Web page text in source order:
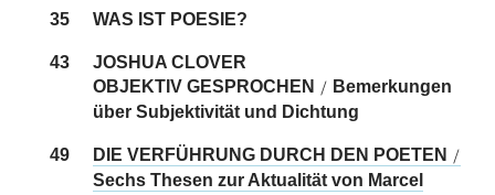
35 WAS IST POESIE?
43
JOSHUA CLOVER
OBJEKTIV GESPROCHEN / Bemerkungen
über Subjektivität und Dichtung
49 DIE VERFÜHRUNG DURCH DEN POETEN /
Sechs Thesen zur Aktualität von Marcel